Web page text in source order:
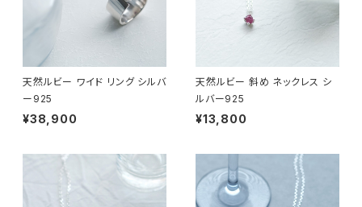
天然ルビー ワイド リング シルバ
ー925
¥38,900
天然ルビー 斜め ネックレス シ
ルバー925
¥13,800